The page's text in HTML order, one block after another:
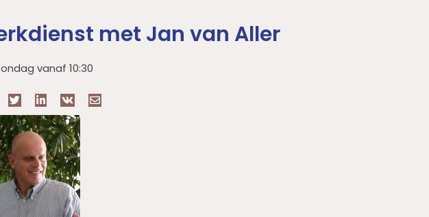
met Jan van Aller
vanaf 10:30